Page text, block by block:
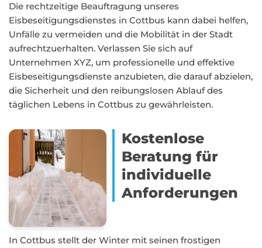
Die rechtzeitige Beauftragung unseres
Eisbeseitigungsdienstes in Cottbus kann dabei helfen,
Unfälle zu vermeiden und die Mobilität in der Stadt
aufrechtzuerhalten. Verlassen Sie sich auf
Unternehmen XYZ, um professionelle und effektive
Eisbeseitigungsdienste anzubieten, die darauf abzielen,
die Sicherheit und den reibungslosen Ablauf des
täglichen Lebens in Cottbus zu gewährleisten.
Kostenlose
Beratung für
individuelle
Anforderungen
In Cottbus stellt der Winter mit seinen frostigen